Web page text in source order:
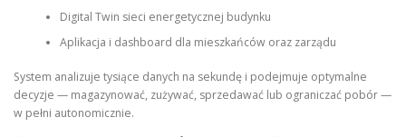
Digital Twin sieci energetycznej budynku
Aplikacja i dashboard dla mieszkańców oraz zarządu
System analizuje tysiące danych na sekundę i podejmuje optymalne
decyzje — magazynować, zużywać, sprzedawać lub ograniczać pobór —
w pełni autonomicznie.